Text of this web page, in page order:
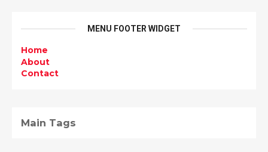
MENU FOOTER WIDGET
Home
About
Contact
Main Tags